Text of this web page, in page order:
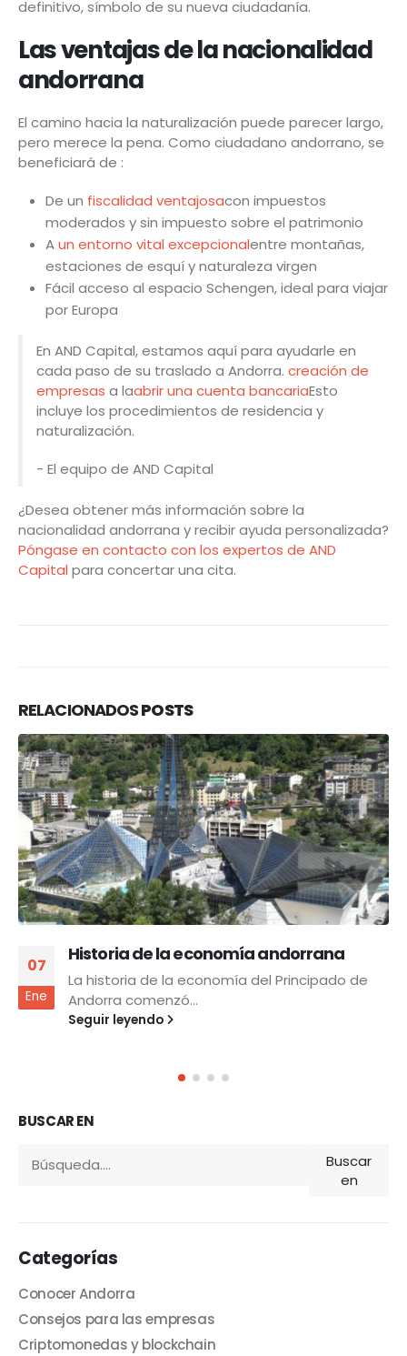
definitivo, símbolo de su nueva ciudadanía.
Las ventajas de la nacionalidad
andorrana
El camino hacia la naturalización puede parecer largo,
pero merece la pena. Como ciudadano andorrano, se
beneficiará de :
De un fiscalidad ventajosacon impuestos
moderados y sin impuesto sobre el patrimonio
Aun entorno vital excepcionalentre montañas,
estaciones de esquí y naturaleza virgen
Fácil acceso al espacio Schengen, ideal para viajar
por Europa
En AND Capital, estamos aquí para ayudarle en
cada paso de su traslado a Andorra. creación de
empresas a laabrir una cuenta bancariaEsto
incluye los procedimientos de residencia y
naturalización.
- El equipo de AND Capital
¿Desea obtener más información sobre la
nacionalidad andorrana y recibir ayuda personalizada?
Póngase en contacto con los expertos de AND
Capital para concertar una cita.
RELACIONADOSPOSTS
andorrana
del Principado de
08
Febrero
Préparez
pour Andorre
BUSCAR EN
Buscar
en
Categorías
Conocer Andorra
Consejos para las empresas
Criptomonedas y blockchain